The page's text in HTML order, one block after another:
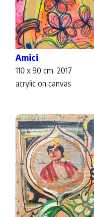
Amici
110 x 90 cm, 2017
acrylic on canvas